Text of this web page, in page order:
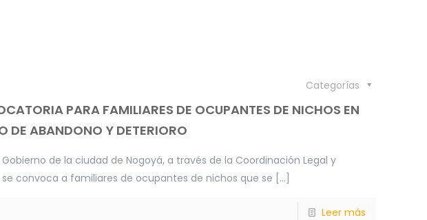
Categorías
PARA FAMILIARES DE OCUPANTES DE NICHOS EN
DE ABANDONO Y DETERIORO
de la ciudad de Nogoyá, a través de la Coordinación Legal y
convoca a familiares de ocupantes de nichos que se […]
Leer más